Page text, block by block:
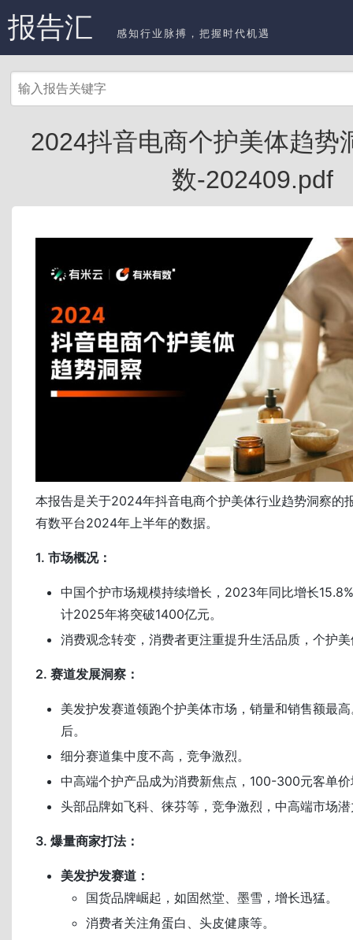
报告汇 感知行业脉搏，把握时代机遇
2024抖音电商个护美体趋势
数-202409.pdf
本报告是关于2024年抖音电商个护美体行业趋势洞察的
有数平台2024年上半年的数据。
1. 市场概况：
中国个护市场规模持续增长，2023年同比增长
计2025年将突破1400亿元。
消费观念转变，消费者更注重提升生活品质，个护
2. 赛道发展洞察：
美发护发赛道领跑个护美体市场，销量和销售额最
后。
细分赛道集中度不高，竞争激烈。
中高端个护产品成为消费新焦点，100-300元客单
头部品牌如飞科、徕芬等，竞争激烈，中高端市场
3. 爆量商家打法：
美发护发赛道：
国货品牌崛起，如固然堂、墨雪，增长迅猛。
消费者关注角蛋白、头皮健康等。